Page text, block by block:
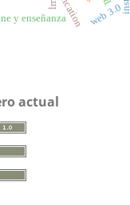
y enseñanza web 3.0
actual